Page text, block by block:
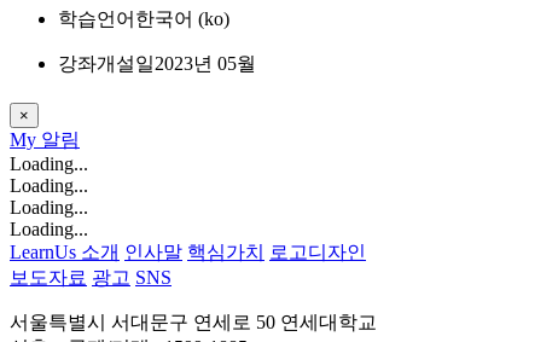
학습언어 한국어 ‎(ko)‎
강좌개설일2023년 05월
×
My 알림
Loading...
Loading...
Loading...
Loading...
LearnUs 소개 인사말 핵심가치
로고디자인
보도자료 광고 SNS
서울특별시 서대문구 연세로 50 연세대학교